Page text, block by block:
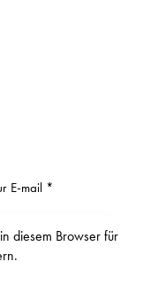
diesem Browser für